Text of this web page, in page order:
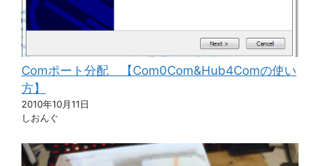
Comポート分配 【Com0Com&Hub4Comの使い
方】
2010年10月11日
しおんぐ